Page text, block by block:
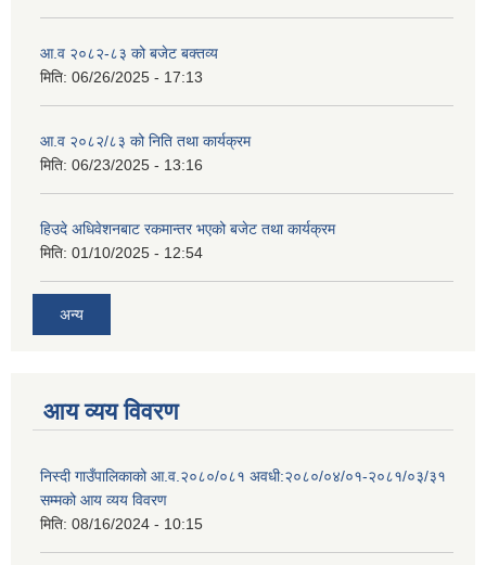
आ.व २०८२-८३ को बजेट बक्तव्य
मिति: 06/26/2025 - 17:13
आ.व २०८२/८३ को निति तथा कार्यक्रम
मिति: 06/23/2025 - 13:16
हिउदे अधिवेशनबाट रकमान्तर भएको बजेट तथा कार्यक्रम
मिति: 01/10/2025 - 12:54
अन्य
आय व्यय विवरण
निस्दी गाउँपालिकाको आ.व.२०८०/०८१ अवधी:२०८०/०४/०१-२०८१/०३/३१
सम्मको आय व्यय विवरण
मिति: 08/16/2024 - 10:15